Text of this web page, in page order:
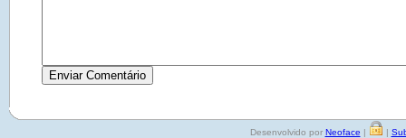
Desenvolvido por Neoface | |